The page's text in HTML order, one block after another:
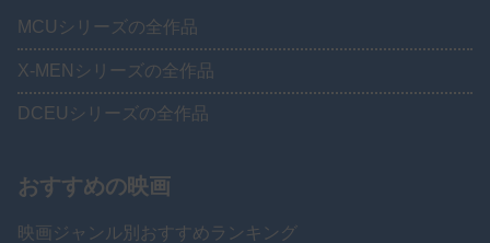
MCUシリーズの全作品
X-MENシリーズの全作品
DCEUシリーズの全作品
おすすめの映画
映画ジャンル別おすすめランキング